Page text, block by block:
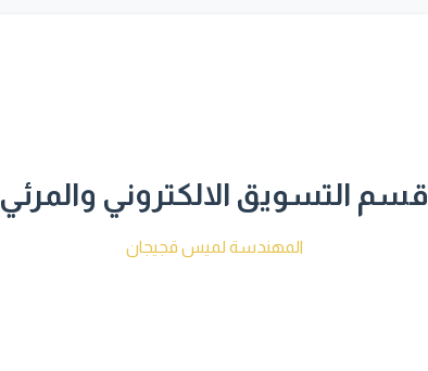
قسم التسويق الالكتروني والمرئي
المهندسة لميس قجيجان